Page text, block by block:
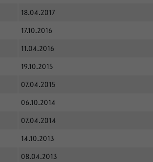
18.04.2017
17.10.2016
11.04.2016
19.10.2015
07.04.2015
06.10.2014
07.04.2014
14.10.2013
08.04.2013